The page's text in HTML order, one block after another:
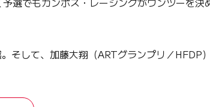
そして、加藤大翔（ARTグランプリ／HFDP